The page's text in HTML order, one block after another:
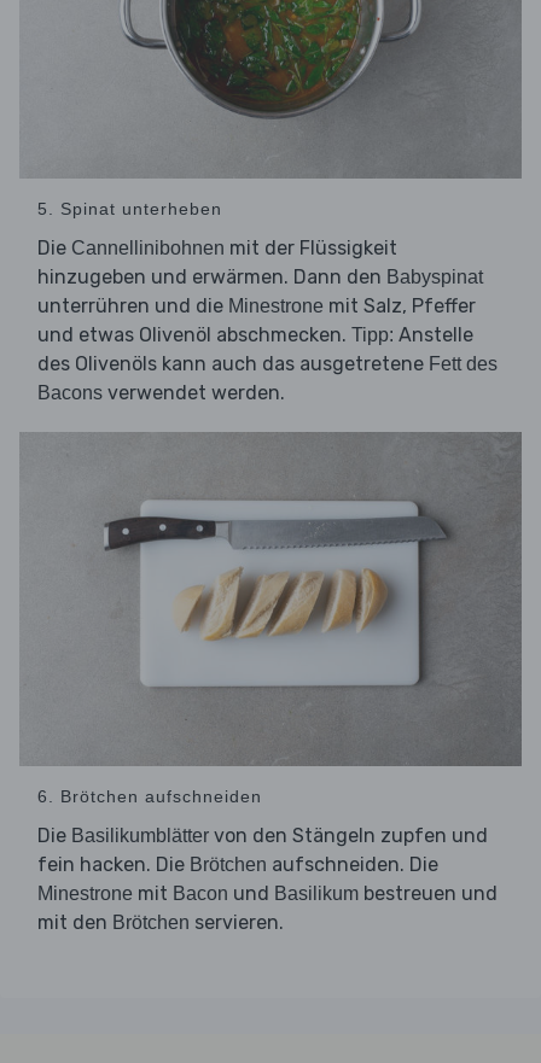
5. Spinat unterheben
Die Cannellinibohnen mit der Flüssigkeit
hinzugeben und erwärmen. Dann den Babyspinat
unterrühren und die Minestrone mit Salz, Pfeffer
und etwas Olivenöl abschmecken. Tipp: Anstelle
des Olivenöls kann auch das ausgetretene Fett des
Bacons verwendet werden.
6. Brötchen aufschneiden
Die Basilikumblätter von den Stängeln zupfen und
fein hacken. Die Brötchen aufschneiden. Die
Minestrone mit Bacon und Basilikum bestreuen und
mit den Brötchen servieren.